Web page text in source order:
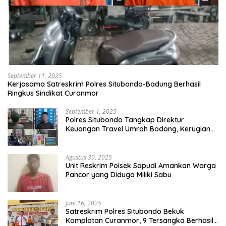
September 11, 2025
Kerjasama Satreskrim Polres Situbondo-Badung Berhasil
Ringkus Sindikat Curanmor
September 1, 2025
Polres Situbondo Tangkap Direktur
Keuangan Travel Umroh Bodong, Kerugian
Agustus 30, 2025
Unit Reskrim Polsek Sapudi Amankan Warga
Pancor yang Diduga Miliki Sabu
Juni 16, 2025
Satreskrim Polres Situbondo Bekuk
Komplotan Curanmor, 9 Tersangka Berhasil